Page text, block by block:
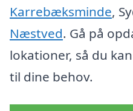
Karrebæksminde,
Næstved. Gå på
lokationer, så du
til dine behov.